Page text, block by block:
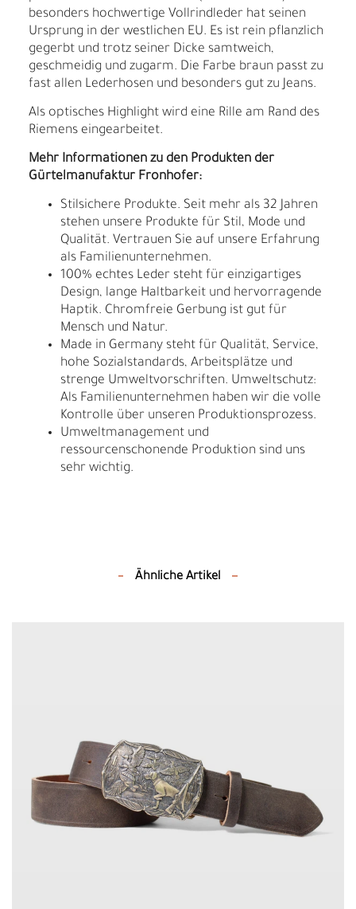
besonders hochwertige Vollrindleder hat seinen
Ursprung in der westlichen EU. Es ist rein pflanzlich
gegerbt und trotz seiner Dicke samtweich,
geschmeidig und zugarm. Die Farbe braun passt zu
fast allen Lederhosen und besonders gut zu Jeans.
Als optisches Highlight wird eine Rille am Rand des
Riemens eingearbeitet.
Mehr Informationen zu den Produkten der
Gürtelmanufaktur Fronhofer:
Stilsichere Produkte. Seit mehr als 32 Jahren
stehen unsere Produkte für Stil, Mode und
Qualität. Vertrauen Sie auf unsere Erfahrung
als Familienunternehmen.
100% echtes Leder steht für einzigartiges
Design, lange Haltbarkeit und hervorragende
Haptik. Chromfreie Gerbung ist gut für
Mensch und Natur.
Made in Germany steht für Qualität, Service,
hohe Sozialstandards, Arbeitsplätze und
strenge Umweltvorschriften. Umweltschutz:
Als Familienunternehmen haben wir die volle
Kontrolle über unseren Produktionsprozess.
Umweltmanagement und
ressourcenschonende Produktion sind uns
sehr wichtig.
Ähnliche Artikel